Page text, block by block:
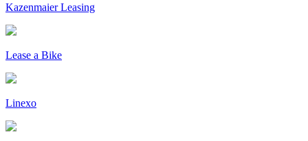
Kazenmaier Leasing
Lease a Bike
Linexo